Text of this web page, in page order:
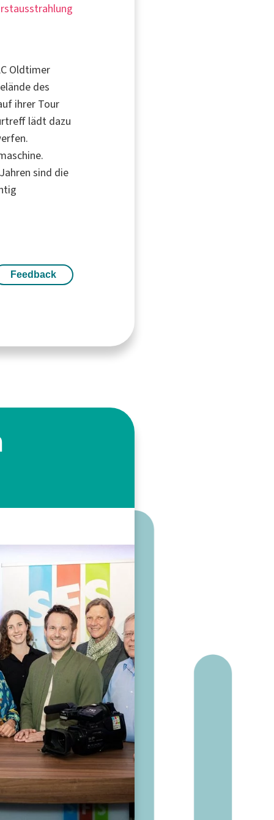
Oldtimer
des
ihrer Tour
lädt dazu
sind die
Feedback